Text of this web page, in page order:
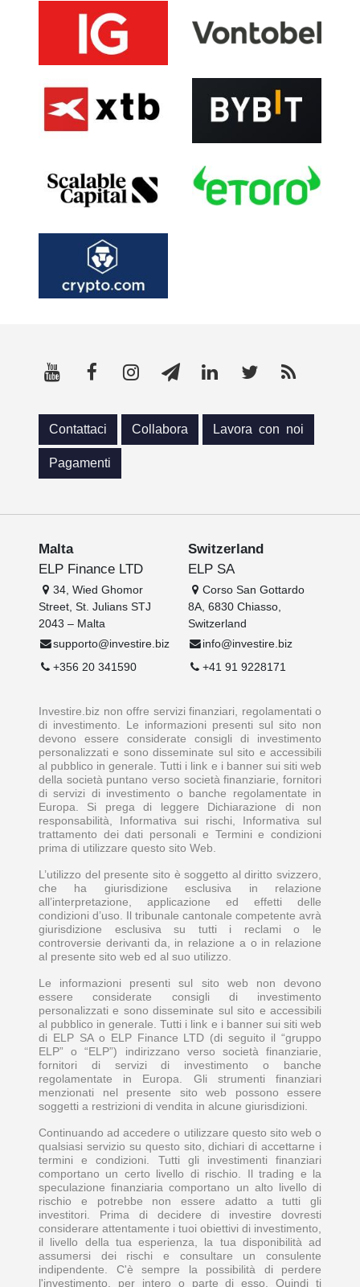
Contattaci Collabora Lavora con noi
Pagamenti
Malta
ELP Finance LTD
34, Wied Ghomor
Street, St. Julians STJ
2043 – Malta
supporto@investire.biz
+356 20 341590
Switzerland
ELP SA
Corso San Gottardo
8A, 6830 Chiasso,
Switzerland
info@investire.biz
+41 91 9228171
Investire.biz non offre servizi finanziari, regolamentati o
di investimento. Le informazioni presenti sul sito non
devono essere considerate consigli di investimento
personalizzati e sono disseminate sul sito e accessibili
al pubblico in generale. Tutti i link e i banner sui siti web
della società puntano verso società finanziarie, fornitori
di servizi di investimento o banche regolamentate in
Europa. Si prega di leggere Dichiarazione di non
responsabilità, Informativa sui rischi, Informativa sul
trattamento dei dati personali e Termini e condizioni
prima di utilizzare questo sito Web.
L’utilizzo del presente sito è soggetto al diritto svizzero,
che ha giurisdizione esclusiva in relazione
all’interpretazione, applicazione ed effetti delle
condizioni d’uso. Il tribunale cantonale competente avrà
giurisdizione esclusiva su tutti i reclami o le
controversie derivanti da, in relazione a o in relazione
al presente sito web ed al suo utilizzo.
Le informazioni presenti sul sito web non devono
essere considerate consigli di investimento
personalizzati e sono disseminate sul sito e accessibili
al pubblico in generale. Tutti i link e i banner sui siti web
di ELP SA o ELP Finance LTD (di seguito il “gruppo
ELP” o “ELP”) indirizzano verso società finanziarie,
fornitori di servizi di investimento o banche
regolamentate in Europa. Gli strumenti finanziari
menzionati nel presente sito web possono essere
soggetti a restrizioni di vendita in alcune giurisdizioni.
Continuando ad accedere o utilizzare questo sito web o
qualsiasi servizio su questo sito, dichiari di accettarne i
termini e condizioni. Tutti gli investimenti finanziari
comportano un certo livello di rischio. Il trading e la
speculazione finanziaria comportano un alto livello di
rischio e potrebbe non essere adatto a tutti gli
investitori. Prima di decidere di investire dovresti
considerare attentamente i tuoi obiettivi di investimento,
il livello della tua esperienza, la tua disponibilità ad
assumersi dei rischi e consultare un consulente
indipendente. C'è sempre la possibilità di perdere
l'investimento, per intero o parte di esso. Quindi ti